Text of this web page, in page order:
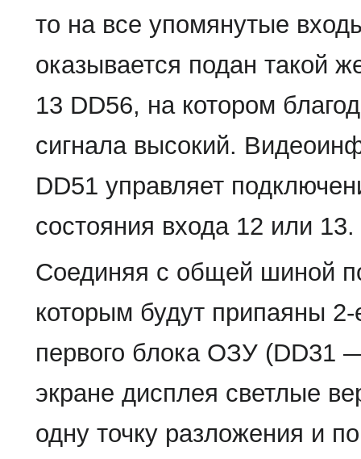
то на все упомянутые
оказывается подан такой
13 DD56, на котором
сигнала высокий.
DD51 управляет
состояния входа 12 или 13.
Соединяя с общей шиной
которым будут припаяны
первого блока ОЗУ (DD31
экране дисплея светлые
одну точку разложения и